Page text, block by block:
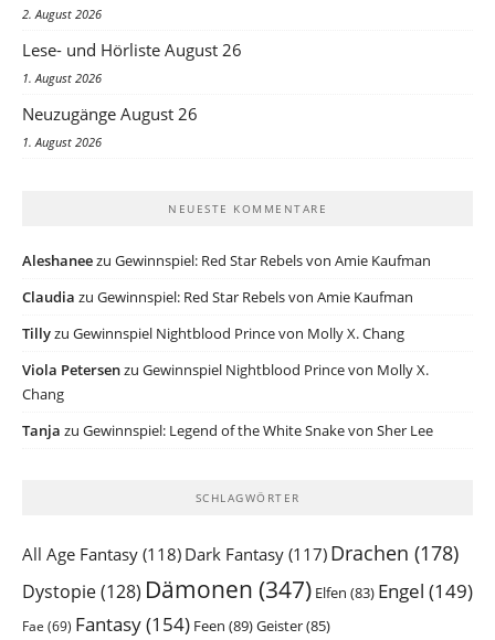
2. August 2026
Lese- und Hörliste August 26
1. August 2026
Neuzugänge August 26
1. August 2026
NEUESTE KOMMENTARE
Aleshaneezu Gewinnspiel: Red Star Rebels von Amie Kaufman
Claudia zu Gewinnspiel: Red Star Rebels von Amie Kaufman
Tillyzu Gewinnspiel Nightblood Prince von Molly X. Chang
Viola Petersenzu Gewinnspiel Nightblood Prince von Molly X.
Chang
Tanja zu Gewinnspiel: Legend of the White Snake von Sher Lee
SCHLAGWÖRTER
All Age Fantasy (118) Dark Fantasy (117) Drachen (178)
Dystopie(128) Dämonen (347) Elfen (83) Engel (149)
Fae (69) Fantasy(154) Feen (89)Geister(85)